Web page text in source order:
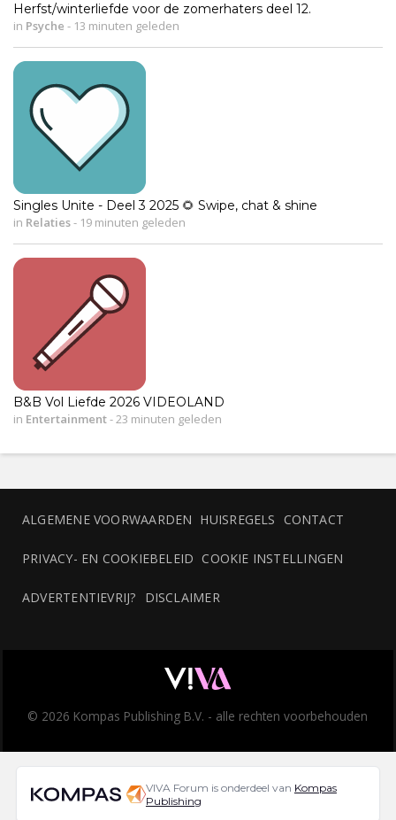
Herfst/winterliefde voor de zomerhaters deel 12.
in Psyche - 13 minuten geleden
Singles Unite - Deel 3 2025 🌻 Swipe, chat & shine
in Relaties- 19 minuten geleden
B&B Vol Liefde 2026 VIDEOLAND
in Entertainment-23 minuten geleden
ALGEMENE VOORWAARDEN HUISREGELS CONTACT
PRIVACY- EN COOKIEBELEID COOKIE INSTELLINGEN
ADVERTENTIEVRIJ? DISCLAIMER
© 2026 Kompas Publishing B.V. - alle rechten voorbehouden
VIVA Forum is onderdeel van Kompas
Publishing